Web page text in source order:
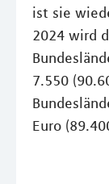
ist sie
2024 wird
7.550
Euro